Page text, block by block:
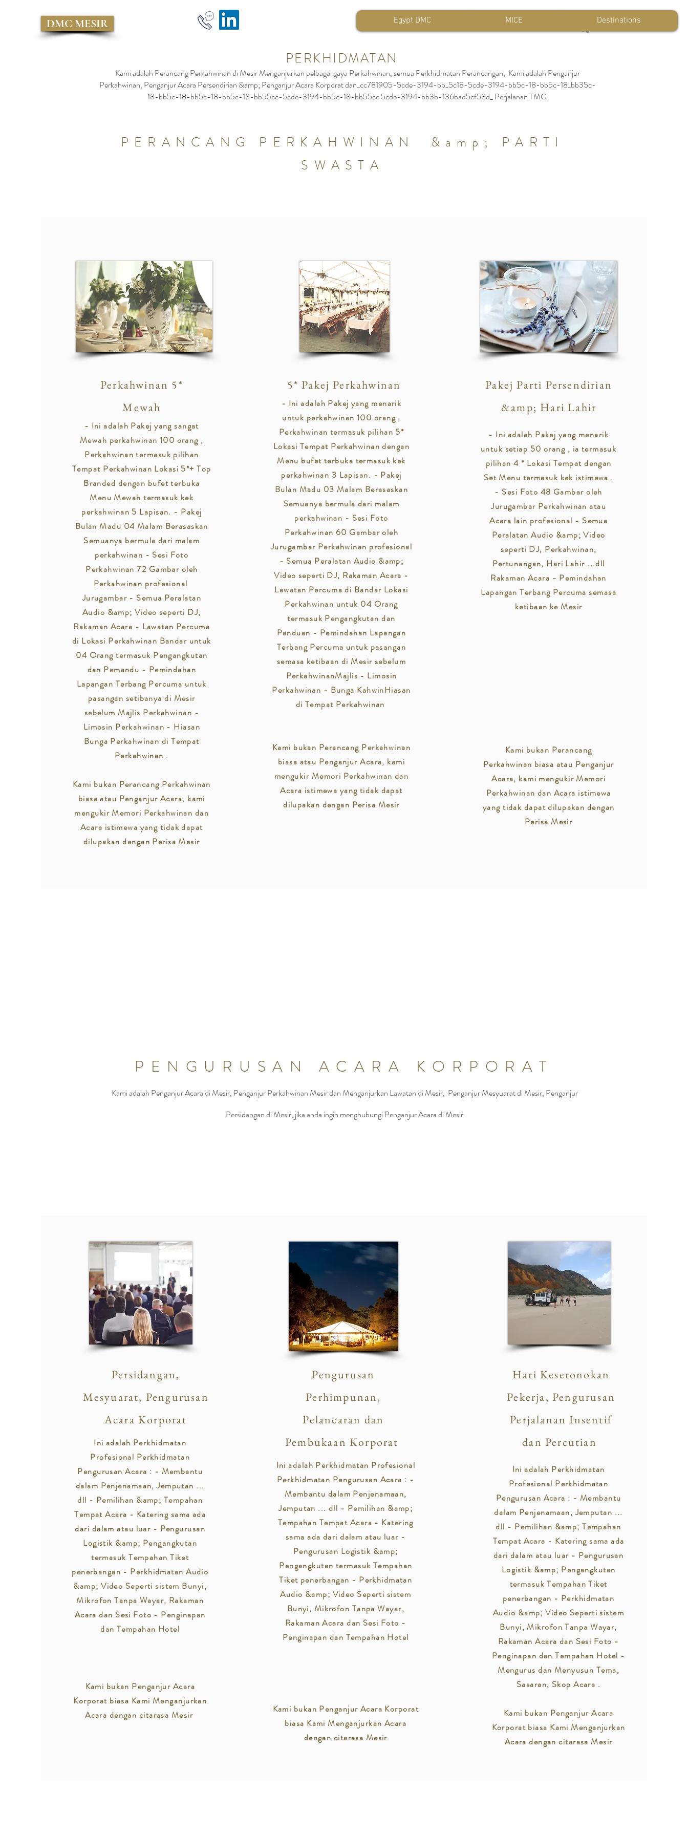
DMC MESIR Egypt DMC MICE Destinations
PERKHIDMATAN
Kami adalah Perancang Perkahwinan di Mesir Menganjurkan pelbagai gaya Perkahwinan, semua Perkhidmatan Perancangan, Kami adalah Penganjur
Perkahwinan, Penganjur Acara Persendirian &amp; Penganjur Acara Korporat dan_cc781905-5cde-3194-bb_5c18-5cde-3194-bb5c-18-bb5c-18_bb35c-
18-bb5c-18-bb5c-18-bb5c-18-bb55cc-5cde-3194-bb5c-18-bb55cc 5cde-3194-bb3b-136bad5cf58d_ Perjalanan TMG
PERANCANG PERKAHWINAN &amp; PARTI
SWASTA
Perkahwinan 5*
Mewah
- Ini adalah Pakej yang sangat
Mewah perkahwinan 100 orang ,
Perkahwinan termasuk pilihan
Tempat Perkahwinan Lokasi 5*+ Top
Branded dengan bufet terbuka
Menu Mewah termasuk kek
perkahwinan 5 Lapisan. - Pakej
Bulan Madu 04 Malam Berasaskan
Semuanya bermula dari malam
perkahwinan - Sesi Foto
Perkahwinan 72 Gambar oleh
Perkahwinan profesional
Jurugambar - Semua Peralatan
Audio &amp; Video seperti DJ,
Rakaman Acara - Lawatan Percuma
di Lokasi Perkahwinan Bandar untuk
04 Orang termasuk Pengangkutan
dan Pemandu - Pemindahan
Lapangan Terbang Percuma untuk
pasangan setibanya di Mesir
sebelum Majlis Perkahwinan -
Limosin Perkahwinan - Hiasan
Bunga Perkahwinan di Tempat
Perkahwinan .
Kami bukan Perancang Perkahwinan
biasa atau Penganjur Acara, kami
mengukir Memori Perkahwinan dan
Acara istimewa yang tidak dapat
dilupakan dengan Perisa Mesir
5* Pakej Perkahwinan
- Ini adalah Pakej yang menarik
untuk perkahwinan 100 orang ,
Perkahwinan termasuk pilihan 5*
Lokasi Tempat Perkahwinan dengan
Menu bufet terbuka termasuk kek
perkahwinan 3 Lapisan. - Pakej
Bulan Madu 03 Malam Berasaskan
Semuanya bermula dari malam
perkahwinan - Sesi Foto
Perkahwinan 60 Gambar oleh
Jurugambar Perkahwinan profesional
- Semua Peralatan Audio &amp;
Video seperti DJ, Rakaman Acara -
Lawatan Percuma di Bandar Lokasi
Perkahwinan untuk 04 Orang
termasuk Pengangkutan dan
Panduan - Pemindahan Lapangan
Terbang Percuma untuk pasangan
semasa ketibaan di Mesir sebelum
PerkahwinanMajlis - Limosin
Perkahwinan - Bunga KahwinHiasan
di Tempat Perkahwinan
Kami bukan Perancang Perkahwinan
biasa atau Penganjur Acara, kami
mengukir Memori Perkahwinan dan
Acara istimewa yang tidak dapat
dilupakan dengan Perisa Mesir
Pakej Parti Persendirian
&amp; Hari Lahir
- Ini adalah Pakej yang menarik
untuk setiap 50 orang , ia termasuk
pilihan 4 * Lokasi Tempat dengan
Set Menu termasuk kek istimewa .
- Sesi Foto 48 Gambar oleh
Jurugambar Perkahwinan atau
Acara lain profesional - Semua
Peralatan Audio &amp; Video
seperti DJ, Perkahwinan,
Pertunangan, Hari Lahir ...dll
Rakaman Acara - Pemindahan
Lapangan Terbang Percuma semasa
ketibaan ke Mesir
Kami bukan Perancang
Perkahwinan biasa atau Penganjur
Acara, kami mengukir Memori
Perkahwinan dan Acara istimewa
yang tidak dapat dilupakan dengan
Perisa Mesir
PENGURUSAN ACARA KORPORAT
Kami adalah Penganjur Acara di Mesir, Penganjur Perkahwinan Mesir dan Menganjurkan Lawatan di Mesir, Penganjur Mesyuarat di Mesir, Penganjur
Persidangan di Mesir, jika anda ingin menghubungi Penganjur Acara di Mesir
Persidangan,
Mesyuarat, Pengurusan
Acara Korporat
Ini adalah Perkhidmatan
Profesional Perkhidmatan
Pengurusan Acara : - Membantu
dalam Penjenamaan, Jemputan ...
dll - Pemilihan &amp; Tempahan
Tempat Acara - Katering sama ada
dari dalam atau luar - Pengurusan
Logistik &amp; Pengangkutan
termasuk Tempahan Tiket
penerbangan - Perkhidmatan Audio
&amp; Video Seperti sistem Bunyi,
Mikrofon Tanpa Wayar, Rakaman
Acara dan Sesi Foto - Penginapan
dan Tempahan Hotel
Kami bukan Penganjur Acara
Korporat biasa Kami Menganjurkan
Acara dengan citarasa Mesir
Pengurusan
Perhimpunan,
Pelancaran dan
Pembukaan Korporat
Ini adalah Perkhidmatan Profesional
Perkhidmatan Pengurusan Acara : -
Membantu dalam Penjenamaan,
Jemputan ... dll - Pemilihan &amp;
Tempahan Tempat Acara - Katering
sama ada dari dalam atau luar -
Pengurusan Logistik &amp;
Pengangkutan termasuk Tempahan
Tiket penerbangan - Perkhidmatan
Audio &amp; Video Seperti sistem
Bunyi, Mikrofon Tanpa Wayar,
Rakaman Acara dan Sesi Foto -
Penginapan dan Tempahan Hotel
Kami bukan Penganjur Acara Korporat
biasa Kami Menganjurkan Acara
dengan citarasa Mesir
Hari Keseronokan
Pekerja, Pengurusan
Perjalanan Insentif
dan Percutian
Ini adalah Perkhidmatan
Profesional Perkhidmatan
Pengurusan Acara : - Membantu
dalam Penjenamaan, Jemputan ...
dll - Pemilihan &amp; Tempahan
Tempat Acara - Katering sama ada
dari dalam atau luar - Pengurusan
Logistik &amp; Pengangkutan
termasuk Tempahan Tiket
penerbangan - Perkhidmatan
Audio &amp; Video Seperti sistem
Bunyi, Mikrofon Tanpa Wayar,
Rakaman Acara dan Sesi Foto -
Penginapan dan Tempahan Hotel -
Mengurus dan Menyusun Tema,
Sasaran, Skop Acara .
Kami bukan Penganjur Acara
Korporat biasa Kami Menganjurkan
Acara dengan citarasa Mesir